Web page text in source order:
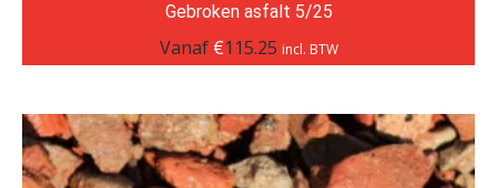
Gebroken asfalt 5/25
Vanaf €115.25 incl. BTW